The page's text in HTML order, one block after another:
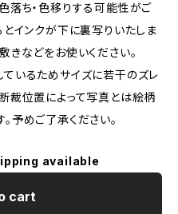
落ち・色移りする可能性がご
とインクが下に裏写りいたしま
きなどをお使いください。
いるためサイズに若干のズレ
裁位置によって写真とは絵柄
予めご了承ください。
available
cart